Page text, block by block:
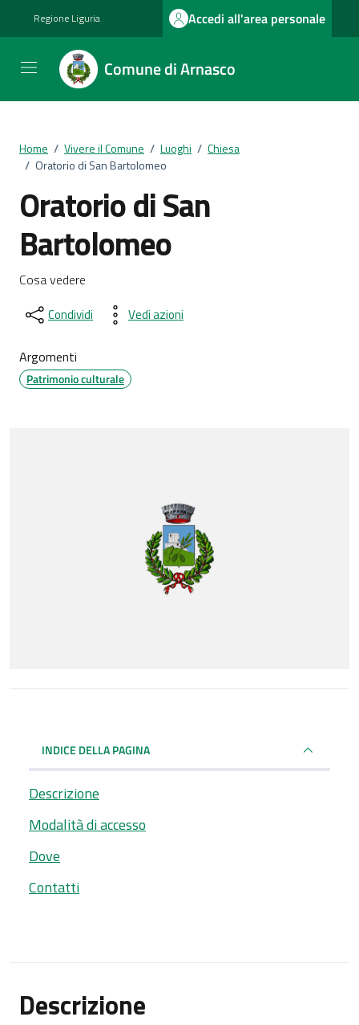
Regione Liguria Accedi all'area personale
Comune di Arnasco
Home / Vivere il Comune / Luoghi / Chiesa
/ Oratorio di San Bartolomeo
Oratorio di San
Bartolomeo
Cosa vedere
Condividi Vedi azioni
Argomenti
Patrimonio culturale
INDICE DELLA PAGINA
Descrizione
Modalità di accesso
Dove
Contatti
Descrizione